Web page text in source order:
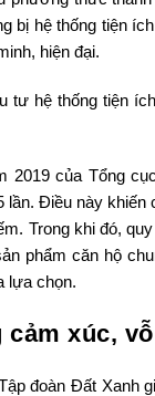
bị hệ thống tiện
hiện đại.
hệ thống tiện
2019 của Tổng
Điều này
Trong khi đó,
phẩm căn hộ
lựa chọn.
xúc,
đoàn Đất Xanh